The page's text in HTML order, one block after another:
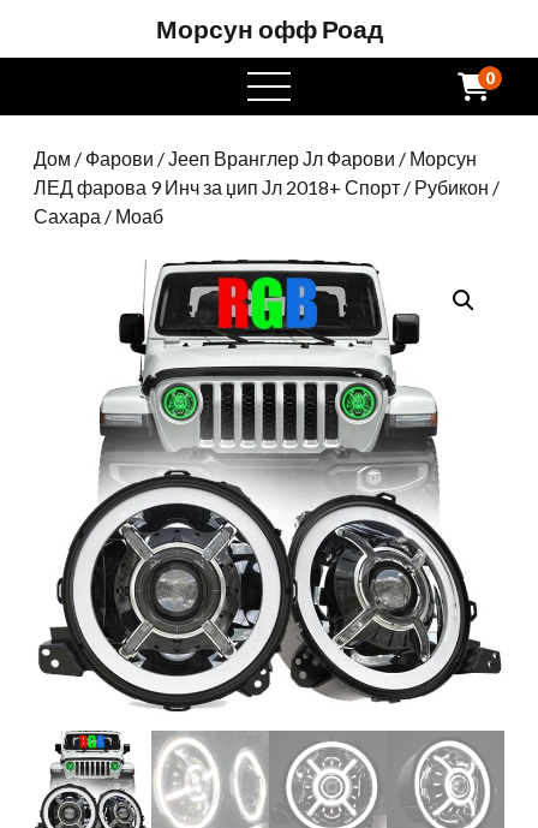
Морсун офф Роад
отворен
мени
0
Дом / Фарови /Јееп Вранглер Јл Фарови / Морсун
ЛЕД фарова 9 Инч за џип Јл 2018+ Спорт / Рубикон /
Сахара / Моаб